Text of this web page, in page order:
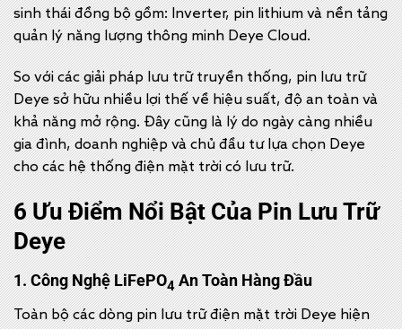
sinh thái đồng bộ gồm: Inverter, pin lithium và nền tảng
quản lý năng lượng thông minh Deye Cloud.
So với các giải pháp lưu trữ truyền thống, pin lưu trữ
Deye sở hữu nhiều lợi thế về hiệu suất, độ an toàn và
khả năng mở rộng. Đây cũng là lý do ngày càng nhiều
gia đình, doanh nghiệp và chủ đầu tư lựa chọn Deye
cho các hệ thống điện mặt trời có lưu trữ.
6 Ưu Điểm Nổi Bật Của Pin Lưu Trữ
Deye
1. Công Nghệ LiFePO4An Toàn Hàng Đầu
Toàn bộ các dòng pin lưu trữ điện mặt trời Deye hiện